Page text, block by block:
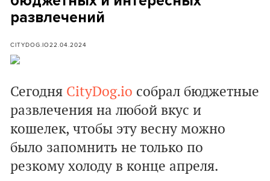
развлечений
CITYDOG.IO22.04.2024
Сегодня CityDog.io собрал бюджетные
развлечения на любой вкус и
кошелек, чтобы эту весну можно
было запомнить не только по
резкому холоду в конце апреля.